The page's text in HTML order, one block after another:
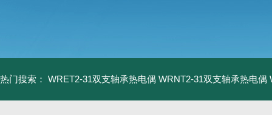
热门搜索： WRET2-31双支轴承热电偶 WRNT2-31双支轴承热电偶